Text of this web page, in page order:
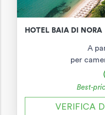
HOTEL BAIA DI NORA
A
per
Best-
VERIFICA